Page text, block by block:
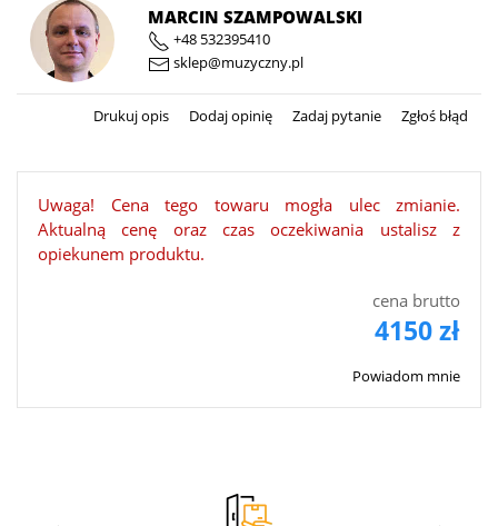
MARCIN SZAMPOWALSKI
+48 532395410
sklep@muzyczny.pl
Drukuj opis Dodaj opinię Zadaj pytanie Zgłoś błąd
Uwaga! Cena tego towaru mogła ulec zmianie.
Aktualną cenę oraz czas oczekiwania ustalisz z
opiekunem produktu.
cena brutto
4150 zł
Powiadom mnie